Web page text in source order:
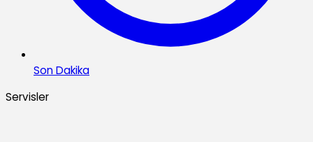
Son Dakika
Servisler